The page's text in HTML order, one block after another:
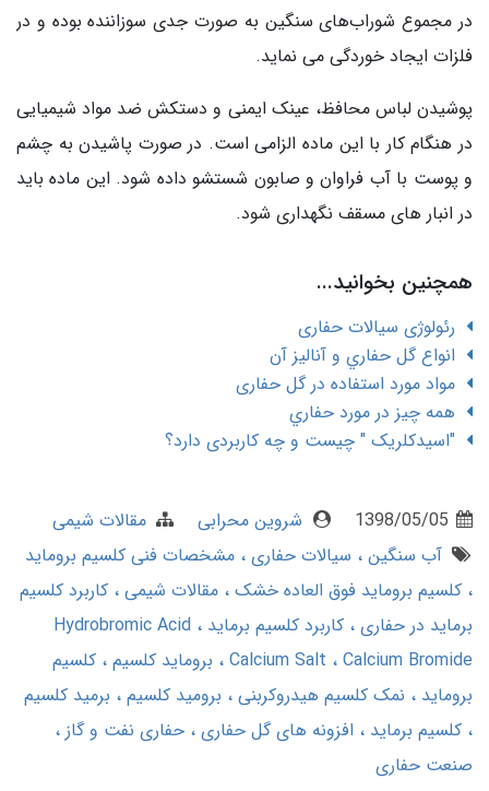
در مجموع شوراب‌های سنگین به صورت جدی سوزاننده بوده و در
فلزات ایجاد خوردگی می نماید.
پوشیدن لباس محافظ، عینک ایمنی و دستکش ضد مواد شیمیایی
در هنگام کار با این ماده الزامی است. در صورت پاشیدن به چشم
و پوست با آب فراوان و صابون شستشو داده شود. این ماده باید
در انبار های مسقف نگهداری شود.
همچنین بخوانید...
رئولوژی سیالات حفاری
انواع گل حفاري و آنالیز آن
مواد مورد استفاده در گل حفاری
همه چیز در مورد حفاري
"اسیدکلریک " چیست و چه کاربردی دارد؟
شروین محرابی
مقالات شیمی
آب سنگین
سیالات حفاری مشخصات فنی کلسیم بروماید
کلسیم بروماید فوق العاده خشک مقالات شیمی کاربرد کلسیم
برماید در حفاری کاربرد کلسیم برماید
Hydrobromic Acid
Calcium Salt
Calcium Bromide بروماید کلسیم کلسیم
بروماید
نمک کلسیم هیدروکربنی برومید کلسیم
برمید کلسیم
کلسیم برماید
افزونه های گل حفاری حفاری نفت و گاز
صنعت حفاری